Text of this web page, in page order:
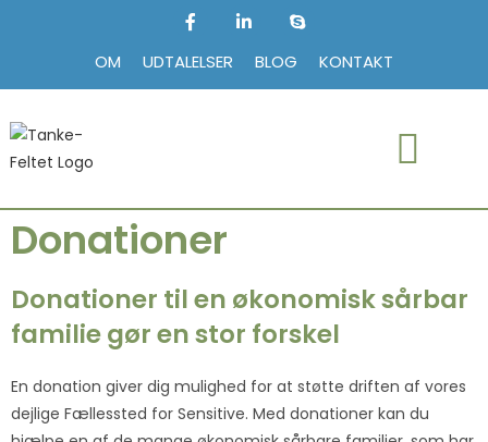
OM UDTALELSER BLOG KONTAKT
Donationer
Donationer til en økonomisk sårbar
familie gør en stor forskel
En donation giver dig mulighed for at støtte driften af vores
dejlige Fællessted for Sensitive. Med donationer kan du